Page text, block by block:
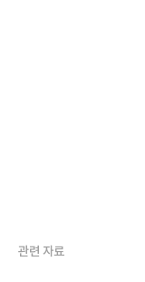
관련 자료